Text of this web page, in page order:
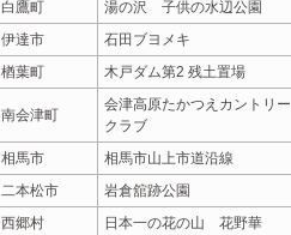
白鷹町 湯の沢 子供の水辺公園
伊達市 石田ブヨメキ
楢葉町 木戸ダム第2 残土置場
南会津町
会津高原たかつえカントリー
クラブ
相馬市 相馬市山上市道沿線
二本松市 岩倉舘跡公園
西郷村 日本一の花の山 花野華